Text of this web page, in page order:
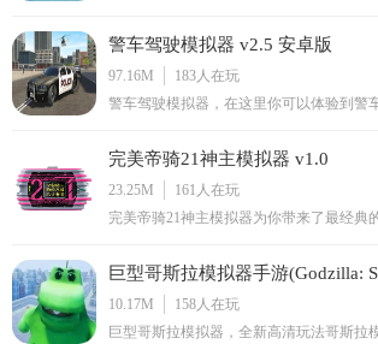
开启一段全新的冒险旅程，匹配队友，较
过彼此相互交流，确定内奸身份即可闯关
激的体验过程，喜
警车驾驶模拟器 v2.5 安卓版
97.16M 183人在玩
警车驾驶模拟器，在这里你可以体验到警
需要在保护好自身的情况下完成挑战任务
玩家可以下载体验一下！警车驾驶模拟器
拟在城市的街道作
完美帝骑21神主模拟器 v1.0
23.25M 161 人在玩
完美帝骑21神主模拟器为你带来了最经典
出全新的假面骑士！想要成为光之继承者
这里！完美帝骑21模拟器内容介绍完美帝
戏是有意思的假面
巨型哥斯拉模拟器手游(Godzilla:
Zone) v1.0.1
10.17M 158人在玩
巨型哥斯拉模拟器，全新高清玩法哥斯拉